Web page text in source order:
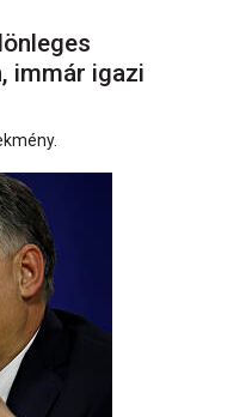
immár igazi